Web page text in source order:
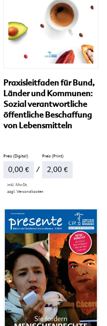
Praxisleitfaden für Bund,
Länder und Kommunen:
Sozial verantwortliche
öffentliche Beschaffung
von Lebensmitteln
0,00 € – 2,00 €
inkl. MwSt.
zzgl. Versandkosten
weist
mehrere
Varianten
auf.
Die
Optionen
können
auf
der
Produktseite
gewählt
werden